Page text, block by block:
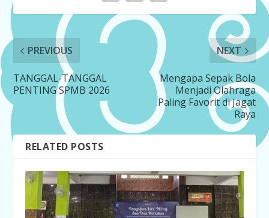
PREVIOUS
TANGGAL-TANGGAL
PENTING SPMB 2026
NEXT
Mengapa Sepak Bola
Menjadi Olahraga
Paling Favorit di Jagat
Raya
RELATED POSTS